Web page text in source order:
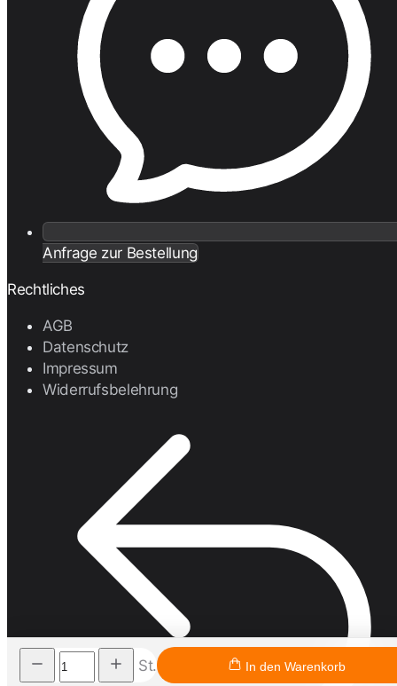
Anfrage zur Bestellung
Rechtliches
AGB
Datenschutz
Impressum
Widerrufsbelehrung
St. In den Warenkorb